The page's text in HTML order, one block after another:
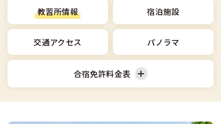
中型車
大型車
けん引
格安シーズン料金
出発地別おすすめ校
こだわり、テーマから探す
360度パノラマ教習所
教育訓練給付金制度
合宿免許の入校までの流れ
合宿免許での免許取得の流れ
合宿免許一日の過ごし方
高校生は運転免許を取れる？
免許取消・失効による再取得
冬・雪国の合宿免許は大丈夫？
みんなが選んだ合宿免許の条件
会社概要
会社沿革・歴史
個人情報の取扱い
運転者適性診断
0120-49-5522
入校申込
教習所情報 宿泊施設
交通アクセス パノラマ
合宿免許料金表
普通車 普通二輪